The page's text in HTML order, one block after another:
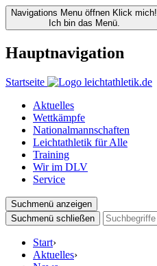
Navigations Menu öffnen Klick mich!
Ich bin das Menü.
Hauptnavigation
Startseite
Aktuelles
Wettkämpfe
Nationalmannschaften
Leichtathletik für Alle
Training
Wir im DLV
Service
Suchmenü anzeigen
Suchmenü schließen
Start›
Aktuelles›